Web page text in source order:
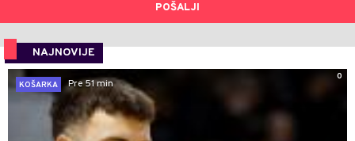
POŠALJI
NAJNOVIJE
0
KOŠARKA
Pre 51 min